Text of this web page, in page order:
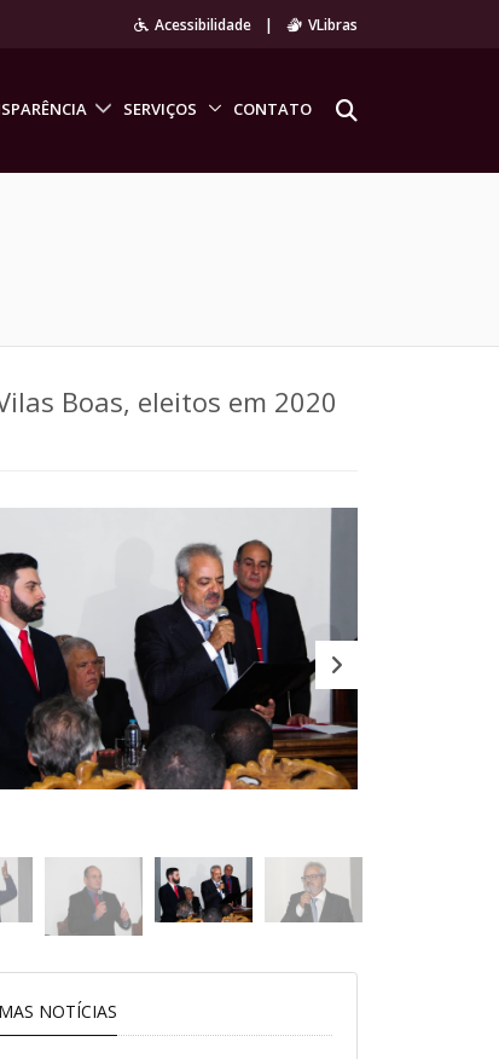
Acessibilidade | VLibras
SERVIÇOS CONTATO
Boas, eleitos em 2020
NOTÍCIAS